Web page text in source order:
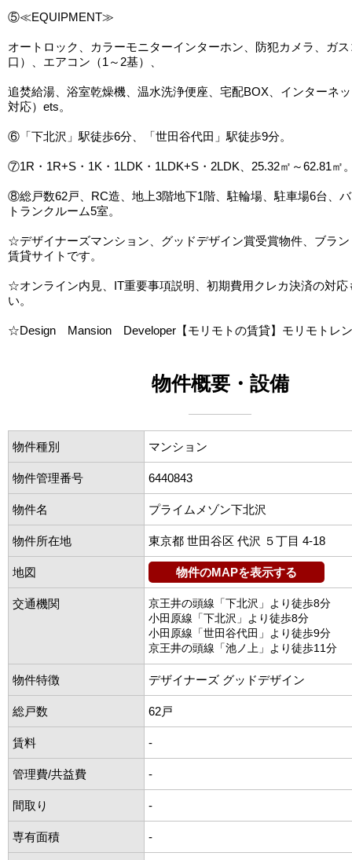
⑤≪EQUIPMENT≫
オートロック、カラーモニターインターホン、防犯カメラ、ガ
口）、エアコン（1～2基）、
追焚給湯、浴室乾燥機、温水洗浄便座、宅配BOX、インターネ
対応）ets。
⑥「下北沢」駅徒歩6分、「世田谷代田」駅徒歩9分。
⑦1R・1R+S・1K・1LDK・1LDK+S・2LDK、25.32㎡～62.81㎡
⑧総戸数62戸、RC造、地上3階地下1階、駐輪場、駐車場6台、
トランクルーム5室。
☆デザイナーズマンション、グッドデザイン賞受賞物件、ブラ
賃貸サイトです。
☆オンライン内見、IT重要事項説明、初期費用クレカ決済の対応
い。
☆Design Mansion Developer【モリモトの賃貸】モリモトレ
物件概要・設備
物件種別 マンション
物件管理番号 6440843
物件名 プライムメゾン下北沢
物件所在地 東京都 世田谷区 代沢 ５丁目 4-18
地図 物件のMAPを表示する
交通機関
京王井の頭線「下北沢」より徒歩8分
小田原線「下北沢」より徒歩8分
小田原線「世田谷代田」より徒歩9分
京王井の頭線「池ノ上」より徒歩11分
物件特徴 デザイナーズ グッドデザイン
総戸数 62戸
賃料 -
管理費/共益費 -
間取り -
専有面積 -